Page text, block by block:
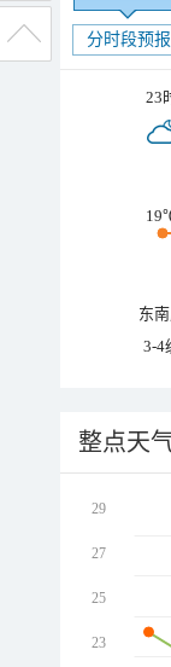
分时段预报
23
东
3-4
整点天
29
27
25
23